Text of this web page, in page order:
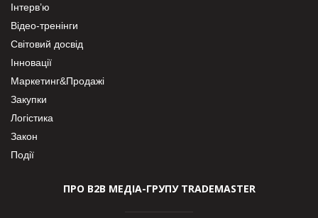
Інтерв’ю
Відео-тренінги
Світовий досвід
Інновації
Маркетинг&Продажі
Закупки
Логістика
Закон
Події
ПРО В2В МЕДІА-ГРУПУ TRADEMASTER